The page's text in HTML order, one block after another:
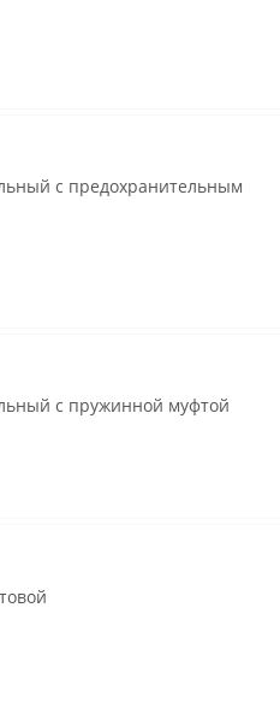
с предохранительным
с пружинной муфтой